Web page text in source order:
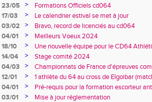
23/05
>
Formations Officiels cd064
17/03
>
Le calendrier estival se met à jour
03/02
>
Bravo, record de licenciés au cd064
04/01
>
Meilleurs Voeux 2024
18/10
>
Une nouvelle équipe pour le CD64
14/04
>
Stage comité 2024
04/03
>
Championnats de France d'épreuves
Duler titré
12/01 >
1 athlète du 64 au cross de Elgoibar
04/01
>
Pré-requis pour la formation escorteur
03/01
>
Mise à jour réglementation